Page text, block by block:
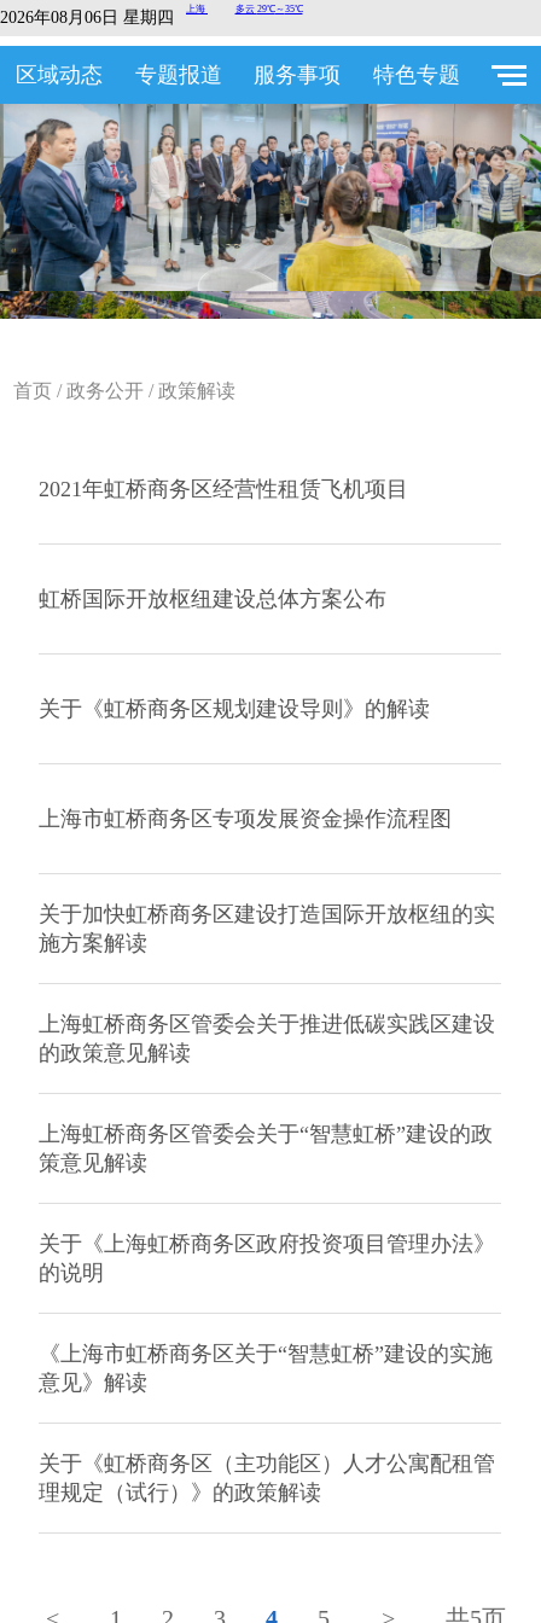
2026年08月06日 星期四
区域动态 专题报道 服务事项 特色专题
首页 /政务公开 /政策解读
2021年虹桥商务区经营性租赁飞机项目
虹桥国际开放枢纽建设总体方案公布
关于《虹桥商务区规划建设导则》的解读
上海市虹桥商务区专项发展资金操作流程图
关于加快虹桥商务区建设打造国际开放枢纽的实
施方案解读
上海虹桥商务区管委会关于推进低碳实践区建设
的政策意见解读
上海虹桥商务区管委会关于“智慧虹桥”建设的政
策意见解读
关于《上海虹桥商务区政府投资项目管理办法》
的说明
《上海市虹桥商务区关于“智慧虹桥”建设的实施
意见》解读
关于《虹桥商务区（主功能区）人才公寓配租管
理规定（试行）》的政策解读
< 1 2 3 4 5 > 共5页